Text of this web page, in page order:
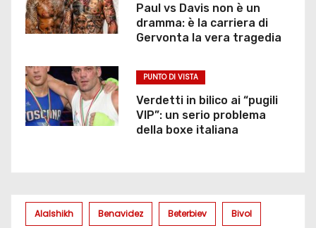
Paul vs Davis non è un
dramma: è la carriera di
Gervonta la vera tragedia
PUNTO DI VISTA
Verdetti in bilico ai “pugili
VIP”: un serio problema
della boxe italiana
Alalshikh Benavidez Beterbiev Bivol